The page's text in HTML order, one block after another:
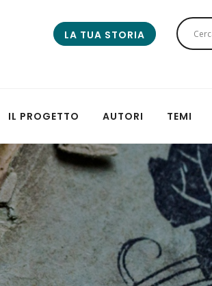
LA TUA STORIA
IL PROGETTO AUTORI TEMI